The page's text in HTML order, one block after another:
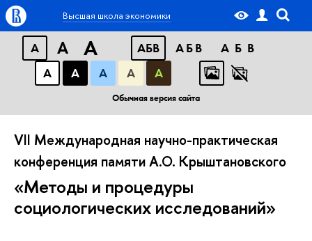
A A A АБВ АБВ
АБВ
А
А А А А
Обычная версия сайта
Высшая школа экономики
VII Международная научно-практическая
конференция памяти А.О. Крыштановского
«Методы и процедуры
социологических исследований»